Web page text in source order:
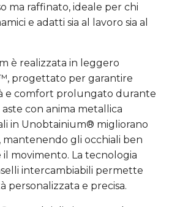
ma raffinato, ideale per chi
e adatti sia al lavoro sia al
è realizzata in leggero
progettato per garantire
e comfort prolungato durante
con anima metallica
in Unobtainium® migliorano
mantenendo gli occhiali ben
movimento. La tecnologia
intercambiabili permette
personalizzata e precisa.